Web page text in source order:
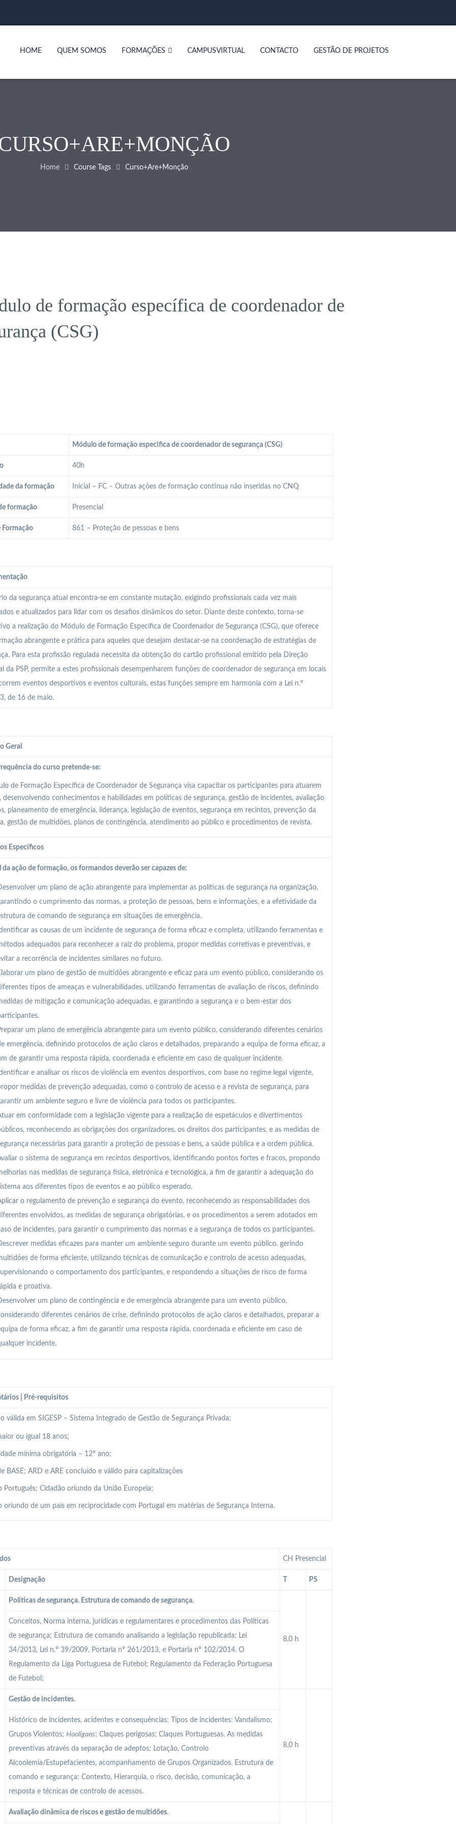
HOME QUEM SOMOS FORMAÇÕES CAMPUSVIRTUAL CONTACTO GESTÃO DE PROJETOS
Home Course Tags Curso+are+monção
de formação específica de coordenador de
(CSG)
Módulo de formação especifica de coordenador de segurança (CSG)
40h
da formação Inicial – FC – Outras ações de formação contínua não inseridas no CNQ
formação Presencial
Formação 861 – Proteção de pessoas e bens
da segurança atual encontra-se em constante mutação, exigindo profissionais cada vez mais
e atualizados para lidar com os desafios dinâmicos do setor. Diante deste contexto, torna-se
a realização do Módulo de Formação Específica de Coordenador de Segurança (CSG), que oferece
abrangente e prática para aqueles que desejam destacar-se na coordenação de estratégias de
Para esta profissão regulada necessita da obtenção do cartão profissional emitido pela Direção
da PSP, permite a estes profissionais desempenharem funções de coordenador de segurança em locais
eventos desportivos e eventos culturais, estas funções sempre em harmonia com a Lei n.º
de 16 de maio.
Geral
do curso pretende-se:
de Formação Específica de Coordenador de Segurança visa capacitar os participantes para atuarem
desenvolvendo conhecimentos e habilidades em políticas de segurança, gestão de incidentes, avaliação
planeamento de emergência, liderança, legislação de eventos, segurança em recintos, prevenção da
gestão de multidões, planos de contingência, atendimento ao público e procedimentos de revista.
Específicos
da ação de formação, os formandos deverão ser capazes de:
um plano de ação abrangente para implementar as políticas de segurança na organização,
o cumprimento das normas, a proteção de pessoas, bens e informações, e a efetividade da
de comando de segurança em situações de emergência.
as causas de um incidente de segurança de forma eficaz e completa, utilizando ferramentas e
adequados para reconhecer a raiz do problema, propor medidas corretivas e preventivas, e
a recorrência de incidentes similares no futuro.
um plano de gestão de multidões abrangente e eficaz para um evento público, considerando os
tipos de ameaças e vulnerabilidades, utilizando ferramentas de avaliação de riscos, definindo
de mitigação e comunicação adequadas, e garantindo a segurança e o bem-estar dos
um plano de emergência abrangente para um evento público, considerando diferentes cenários
emergência, definindo protocolos de ação claros e detalhados, preparando a equipa de forma eficaz, a
de garantir uma resposta rápida, coordenada e eficiente em caso de qualquer incidente.
e analisar os riscos de violência em eventos desportivos, com base no regime legal vigente,
medidas de prevenção adequadas, como o controlo de acesso e a revista de segurança, para
um ambiente seguro e livre de violência para todos os participantes.
em conformidade com a legislação vigente para a realização de espetáculos e divertimentos
reconhecendo as obrigações dos organizadores, os direitos dos participantes, e as medidas de
necessárias para garantir a proteção de pessoas e bens, a saúde pública e a ordem pública.
o sistema de segurança em recintos desportivos, identificando pontos fortes e fracos, propondo
nas medidas de segurança física, eletrónica e tecnológica, a fim de garantir a adequação do
aos diferentes tipos de eventos e ao público esperado.
o regulamento de prevenção e segurança do evento, reconhecendo as responsabilidades dos
envolvidos, as medidas de segurança obrigatórias, e os procedimentos a serem adotados em
de incidentes, para garantir o cumprimento das normas e a segurança de todos os participantes.
medidas eficazes para manter um ambiente seguro durante um evento público, gerindo
de forma eficiente, utilizando técnicas de comunicação e controlo de acesso adequadas,
o comportamento dos participantes, e respondendo a situações de risco de forma
e proativa.
um plano de contingência e de emergência abrangente para um evento público,
diferentes cenários de crise, definindo protocolos de ação claros e detalhados, preparar a
de forma eficaz, a fim de garantir uma resposta rápida, coordenada e eficiente em caso de
incidente.
| Pré-requisitos
válida em SIGESP – Sistema Integrado de Gestão de Segurança Privada;
ou igual 18 anos;
mínima obrigatória – 12º ano;
BASE; ARD e ARE concluído e válido para capitalizações
Português; Cidadão oriundo da União Europeia;
oriundo de um país em reciprocidade com Portugal em matérias de Segurança Interna.
CH Presencial
Designação PS
Políticas de segurança. Estrutura de comando de segurança.
8,0 h
Conceitos, Norma interna, jurídicas e regulamentares e procedimentos das Políticas
de segurança; Estrutura de comando analisando a legislação republicada: Lei
34/2013, Lei n.º 39/2009, Portaria nº 261/2013, e Portaria nº 102/2014. O
Regulamento da Liga Portuguesa de Futebol; Regulamento da Federação Portuguesa
de Futebol;
Gestão de incidentes.
8,0 h
Histórico de incidentes, acidentes e consequências; Tipos de incidentes: Vandalismo;
Grupos Violentos; Hooligans; Claques perigosas; Claques Portuguesas. As medidas
preventivas através da separação de adeptos; Lotação, Controlo
Alcoolemia/Estupefacientes, acompanhamento de Grupos Organizados. Estrutura de
comando e segurança: Contexto, Hierarquia, o risco, decisão, comunicação, a
resposta e técnicas de controlo de acessos.
Avaliação dinâmica de riscos e gestão de multidões.